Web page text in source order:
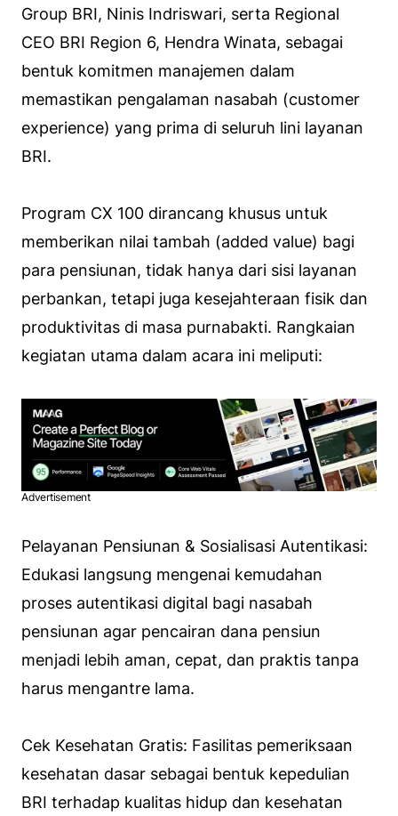
Group BRI, Ninis Indriswari, serta Regional
CEO BRI Region 6, Hendra Winata, sebagai
bentuk komitmen manajemen dalam
memastikan pengalaman nasabah (customer
experience) yang prima di seluruh lini layanan
BRI.
Program CX 100 dirancang khusus untuk
memberikan nilai tambah (added value) bagi
para pensiunan, tidak hanya dari sisi layanan
perbankan, tetapi juga kesejahteraan fisik dan
produktivitas di masa purnabakti. Rangkaian
kegiatan utama dalam acara ini meliputi:
Advertisement
Pelayanan Pensiunan & Sosialisasi Autentikasi:
Edukasi langsung mengenai kemudahan
proses autentikasi digital bagi nasabah
pensiunan agar pencairan dana pensiun
menjadi lebih aman, cepat, dan praktis tanpa
harus mengantre lama.
Cek Kesehatan Gratis: Fasilitas pemeriksaan
kesehatan dasar sebagai bentuk kepedulian
BRI terhadap kualitas hidup dan kesehatan